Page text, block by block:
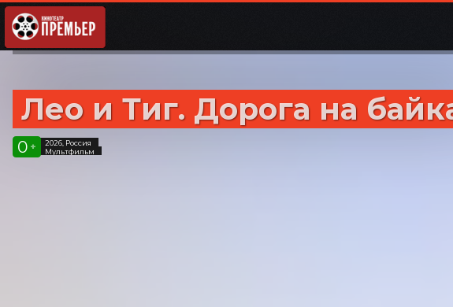
Лео и Тиг. Дорога на
0 +
2026, Россия
Мультфильм